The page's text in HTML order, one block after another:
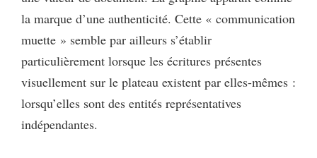
la marque d’une authenticité. Cette « communication
muette » semble par ailleurs s’établir
particulièrement lorsque les écritures présentes
visuellement sur le plateau existent par elles-mêmes :
lorsqu’elles sont des entités représentatives
indépendantes.